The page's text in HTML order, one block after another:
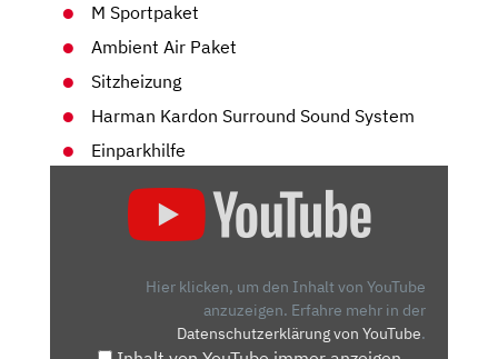
M Sportpaket
Ambient Air Paket
Sitzheizung
Harman Kardon Surround Sound System
Einparkhilfe
Hier klicken, um den Inhalt von YouTube
anzuzeigen. Erfahre mehr in der
Datenschutzerklärung von YouTube.